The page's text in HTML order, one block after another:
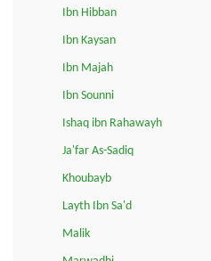
Ibn Hibban
Ibn Kaysan
Ibn Majah
Ibn Sounni
Ishaq ibn Rahawayh
Ja'far As-Sadiq
Khoubayb
Layth Ibn Sa'd
Malik